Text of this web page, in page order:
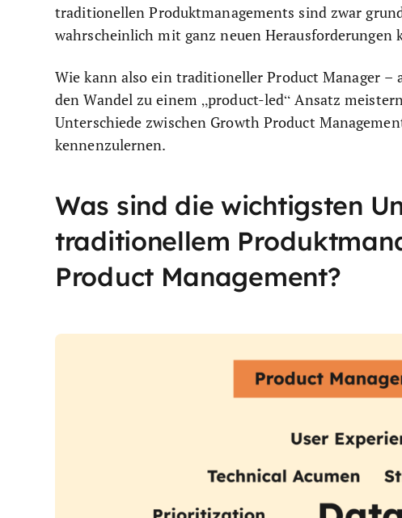
traditionellen Produktmanagements sind zwar
wahrscheinlich mit ganz neuen Herausforderungen
Wie kann also ein traditioneller Product Manager –
den Wandel zu einem „product-led“ Ansatz
Unterschiede zwischen Growth Product
kennenzulernen.
Was sind die wichtigsten
traditionellem
Product Management?